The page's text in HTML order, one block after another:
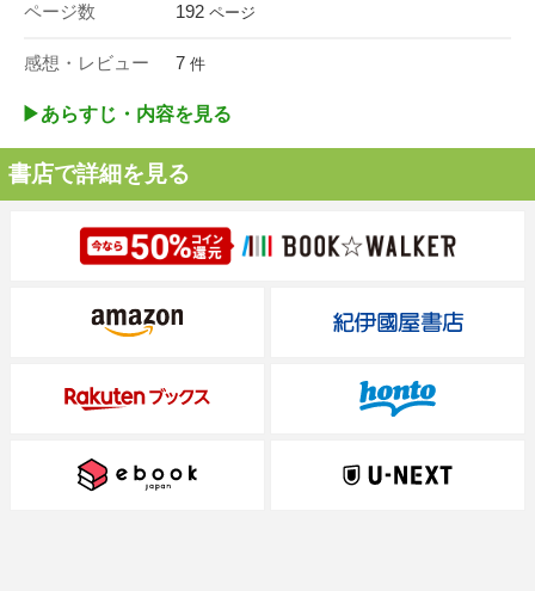
ページ数 192 ページ
感想・レビュー 7 件
▶︎あらすじ・内容を見る
書店で詳細を見る